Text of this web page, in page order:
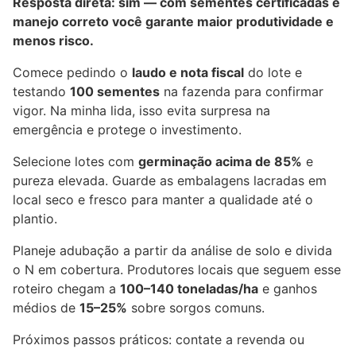
manejo correto você garante maior produtividade e
menos risco.
Comece pedindo o laudo e nota fiscal do lote e
testando 100 sementes na fazenda para confirmar
vigor. Na minha lida, isso evita surpresa na
emergência e protege o investimento.
Selecione lotes com germinação acima de 85% e
pureza elevada. Guarde as embalagens lacradas em
local seco e fresco para manter a qualidade até o
plantio.
Planeje adubação a partir da análise de solo e divida
o N em cobertura. Produtores locais que seguem esse
roteiro chegam a 100–140 toneladas/ha e ganhos
médios de 15–25% sobre sorgos comuns.
Próximos passos práticos: contate a revenda ou